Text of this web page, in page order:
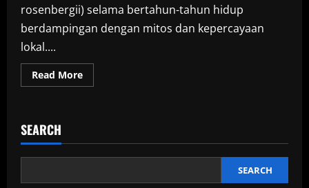
rosenbergii) selama bertahun-tahun hidup
berdampingan dengan mitos dan kepercayaan
lokal....
Read MoreRead
more
Lama
Bajing
Sangihe
SEARCH
SEARCH